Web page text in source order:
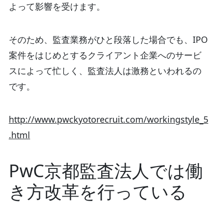
よって影響を受けます。
そのため、監査業務がひと段落した場合でも、IPO
案件をはじめとするクライアント企業へのサービ
スによって忙しく、監査法人は激務といわれるの
です。
http://www.pwckyotorecruit.com/workingstyle_5
.html
PwC京都監査法人では働
き方改革を行っている